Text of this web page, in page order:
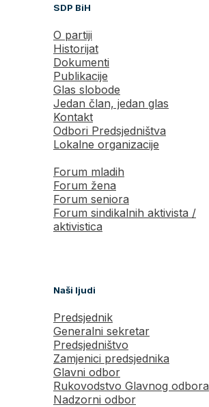
SDP BiH
O partiji
Historijat
Dokumenti
Publikacije
Glas slobode
Jedan član, jedan glas
Kontakt
Odbori Predsjedništva
Lokalne organizacije
Forum mladih
Forum žena
Forum seniora
Forum sindikalnih aktivista /
aktivistica
Naši ljudi
Predsjednik
Generalni sekretar
Predsjedništvo
Zamjenici predsjednika
Glavni odbor
Rukovodstvo Glavnog odbora
Nadzorni odbor